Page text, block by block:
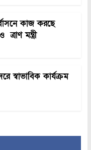
কাজ করছে
মন্ত্রী
স্বাভাবিক কার্যক্রম